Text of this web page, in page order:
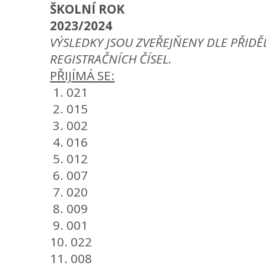
ŠKOLNÍ ROK
2023/2024
VÝSLEDKY JSOU ZVEŘEJŇENY DLE
REGISTRAČNÍCH ČÍSEL.
PŘIJÍMÁ SE:
1. 021
2. 015
3. 002
4. 016
5. 012
6. 007
7. 020
8. 009
9. 001
10. 022
11. 008